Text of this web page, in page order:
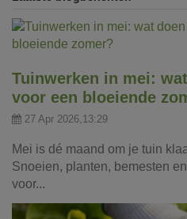
Tuinwerken in mei:
voor een bloeiende
27 Apr 2026,13:29
Mei is dé maand om je tuin
Snoeien, planten, bemesten
voor...